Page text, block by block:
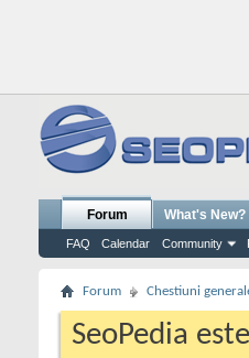
Forum
FAQ Calendar Community
What's New?
Forum Chestiuni
SeoPedia